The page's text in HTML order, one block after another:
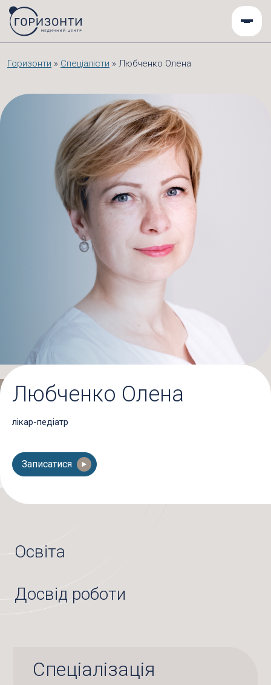
Горизонти » Спеціалісти » Любченко Олена
Любченко Олена
лікар-педіатр
Записатися
Освіта
Досвід роботи
Спеціалізація